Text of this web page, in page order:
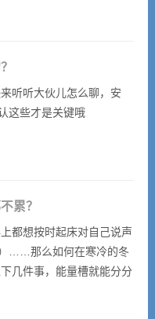
走心。
请乘客朋友们讲给大家
打开了广播，我没那么害
听听大伙儿怎么聊，安
这些才是关键哦
累？
都想按时起床对自己说声
……那么如何在寒冷的冬
几件事，能量槽就能分分